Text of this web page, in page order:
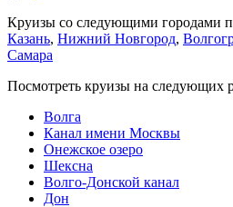
Круизы со следующими городами
Казань, Нижний Новгород,
Самара
Посмотреть круизы на следующих
Волга
Канал имени Москвы
Онежское озеро
Шексна
Волго-Донской канал
Дон